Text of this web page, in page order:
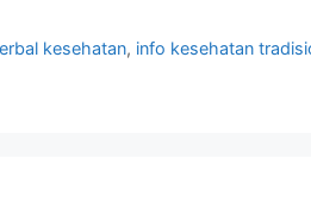
kesehatan, info kesehatan